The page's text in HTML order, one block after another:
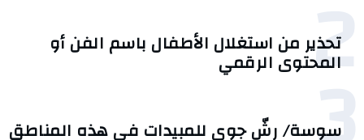
2
تحذير من استغلال الأطفال باسم الفن أو
المحتوى الرقمي
سوسة/ رشّ جوي للمبيدات في هذه المناطق